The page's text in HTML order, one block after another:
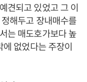
견되고 있었고 그 이
해두고 장내매수를
는 매도호가보다 높
없었다는 주장이